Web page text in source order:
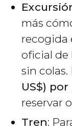
más
recogida
oficial de
sin colas.
US$) por
reservar
Tren: